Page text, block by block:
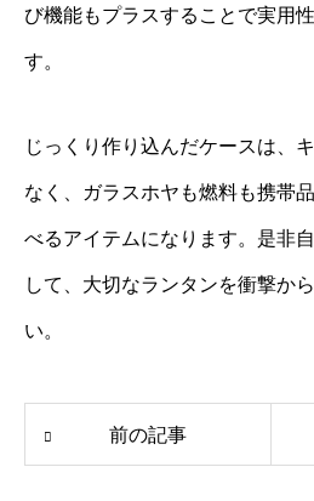
び機能もプラスすることで実用
す。
じっくり作り込んだケースは、
なく、ガラスホヤも燃料も携帯
べるアイテムになります。是非
して、大切なランタンを衝撃か
い。
前の記事